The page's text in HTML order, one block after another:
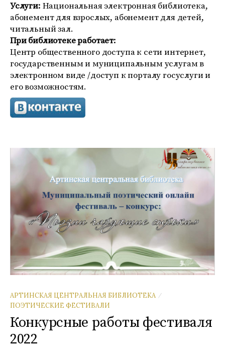
Услуги: Национальная электронная библиотека,
абонемент для взрослых, абонемент для детей,
читальный зал.
При библиотеке работает:
Центр общественного доступа к сети интернет,
государственным и муниципальным услугам в
электронном виде /доступ к порталу госуслуги и
его возможностям.
АРТИНСКАЯ ЦЕНТРАЛЬНАЯ БИБЛИОТЕКА /
ПОЭТИЧЕСКИЕ ФЕСТИВАЛИ
Конкурсные работы фестиваля
2022